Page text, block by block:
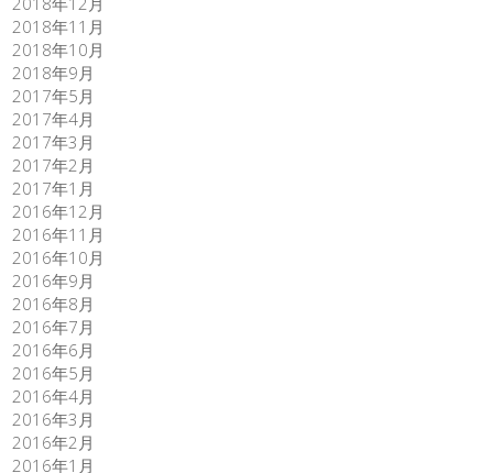
2018年11月
2018年10月
2018年9月
2017年5月
2017年4月
2017年3月
2017年2月
2017年1月
2016年12月
2016年11月
2016年10月
2016年9月
2016年8月
2016年7月
2016年6月
2016年5月
2016年4月
2016年3月
2016年2月
2016年1月